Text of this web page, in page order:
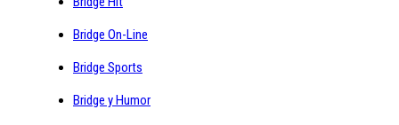
Bridge On-Line
Bridge Sports
Bridge y Humor